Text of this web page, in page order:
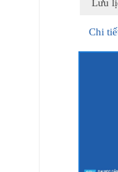
Lưu
Chi